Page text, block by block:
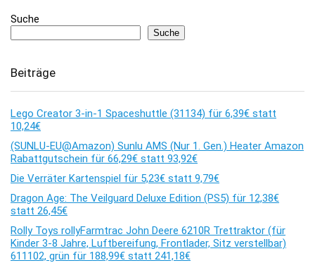
Suche
Suche
Beiträge
Lego Creator 3-in-1 Spaceshuttle (31134) für 6,39€ statt
10,24€
(SUNLU-EU@Amazon) Sunlu AMS (Nur 1. Gen.) Heater Amazon
Rabattgutschein für 66,29€ statt 93,92€
Die Verräter Kartenspiel für 5,23€ statt 9,79€
Dragon Age: The Veilguard Deluxe Edition (PS5) für 12,38€
statt 26,45€
Rolly Toys rollyFarmtrac John Deere 6210R Trettraktor (für
Kinder 3-8 Jahre, Luftbereifung, Frontlader, Sitz verstellbar)
611102, grün für 188,99€ statt 241,18€